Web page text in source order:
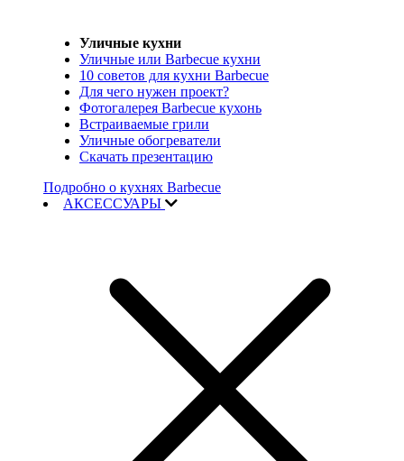
Уличные кухни
Уличные или Barbecue кухни
10 советов для кухни Barbecue
Для чего нужен проект?
Фотогалерея Barbecue кухонь
Встраиваемые грили
Уличные обогреватели
Скачать презентацию
Подробно о кухнях Barbecue
АКСЕССУАРЫ